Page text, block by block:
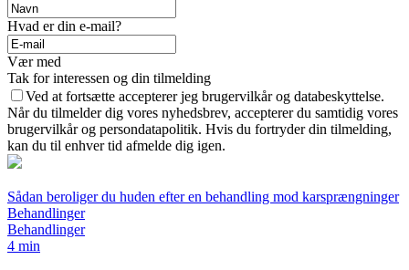
Hvad er din e-mail?
Vær med
Tak for interessen og din tilmelding
Ved at fortsætte accepterer jeg brugervilkår og databeskyttelse.
Når du tilmelder dig vores nyhedsbrev, accepterer du samtidig vores
brugervilkår og persondatapolitik. Hvis du fortryder din tilmelding,
kan du til enhver tid afmelde dig igen.
Sådan beroliger du huden efter en behandling mod karsprængninger
Behandlinger
Behandlinger
4 min